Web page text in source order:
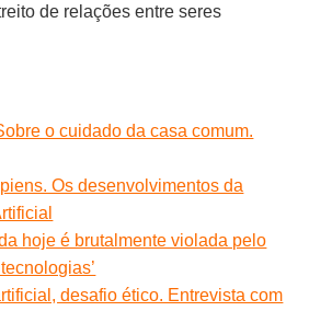
de relações entre seres
o cuidado da casa comum.
Os desenvolvimentos da
hoje é brutalmente violada pelo
desafio ético. Entrevista com